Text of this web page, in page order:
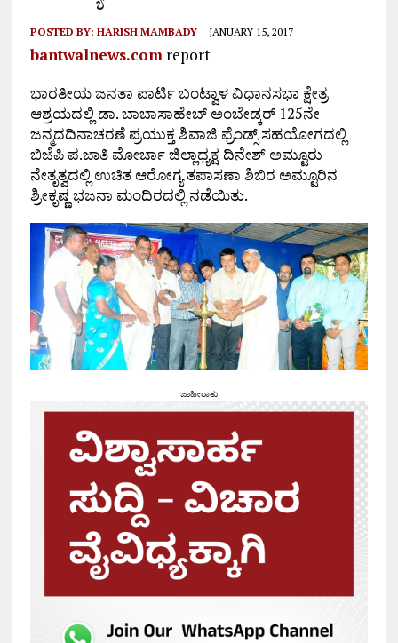
POSTED BY: HARISH MAMBADY JANUARY 15, 2017
bantwalnews.comreport
ಭಾರತೀಯ ಜನತಾ ಪಾರ್ಟಿ ಬಂಟ್ವಾಳ ವಿಧಾನಸಭಾ ಕ್ಷೇತ್ರ
ಆಶ್ರಯದಲ್ಲಿ ಡಾ. ಬಾಬಾಸಾಹೇಬ್ ಅಂಬೇಡ್ಕರ್ 125ನೇ
ಜನ್ಮದದಿನಾಚರಣೆ ಪ್ರಯುಕ್ತ ಶಿವಾಜಿ ಫ್ರೆಂಡ್ಸ್ ಸಹಯೋಗದಲ್ಲಿ
ಬಿಜೆಪಿ ಪ.ಜಾತಿ ಮೋರ್ಚಾ ಜಿಲ್ಲಾಧ್ಯಕ್ಷ ದಿನೇಶ್ ಅಮ್ಟೂರು
ನೇತೃತ್ವದಲ್ಲಿ ಉಚಿತ ಆರೋಗ್ಯ ತಪಾಸಣಾ ಶಿಬಿರ ಅಮ್ಟೂರಿನ
ಶ್ರೀಕೃಷ್ಣ ಭಜನಾ ಮಂದಿರದಲ್ಲಿ ನಡೆಯಿತು.
ಜಾಹೀರಾತು